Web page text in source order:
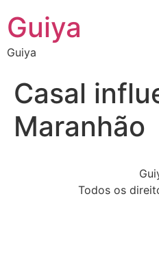
Guiya
Guiya
Casal
Maranhão
Todos os